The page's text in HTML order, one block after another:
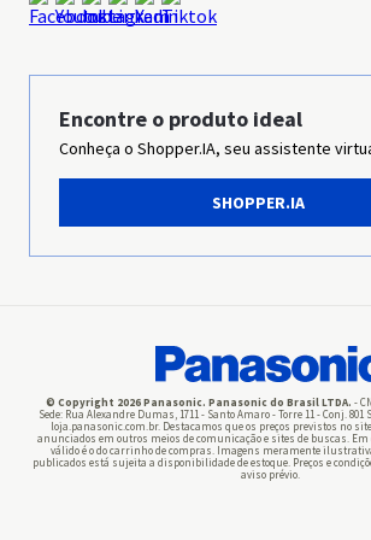
Ética & Compliance
Grupo Panasonic
Imprensa
Panasonic Business
Pilhas
Encontre o produto ideal
Conheça o Shopper.IA, seu assistente
SHOPPER.IA
© Copyright 2026 Panasonic. Panasonic do Brasil LTDA. -
Sede: Rua Alexandre Dumas, 1711 - Santo Amaro - Torre 11 - Conj. 801
loja.panasonic.com.br. Destacamos que os preços previstos no
anunciados em outros meios de comunicação e sites de buscas. Em
válido é o do carrinho de compras. Imagens meramente
publicados está sujeita a disponibilidade de estoque. Preços e
aviso prévio.